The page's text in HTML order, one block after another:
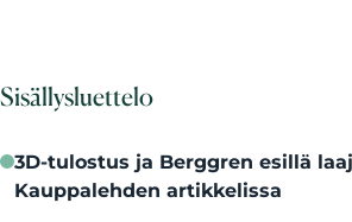
Sisällysluettelo
3D-tulostus ja Berggren esillä
Kauppalehden artikkelissa